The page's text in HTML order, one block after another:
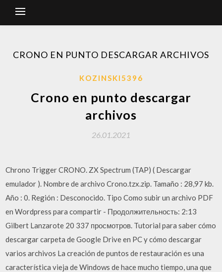
CRONO EN PUNTO DESCARGAR ARCHIVOS
KOZINSKI5396
Crono en punto descargar
archivos
26.01.2021
Chrono Trigger CRONO. ZX Spectrum (TAP) ( Descargar
emulador ). Nombre de archivo Crono.tzx.zip. Tamaño : 28,97 kb.
Año : 0. Región : Desconocido. Tipo Como subir un archivo PDF
en Wordpress para compartir - Продолжительность: 2:13
Gilbert Lanzarote 20 337 просмотров. Tutorial para saber cómo
descargar carpeta de Google Drive en PC y cómo descargar
varios archivos La creación de puntos de restauración es una
característica vieja de Windows de hace mucho tiempo, una que